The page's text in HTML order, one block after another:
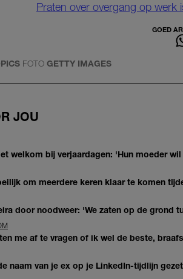
Praten over overgang op werk
GOED
FOTO GETTY IMAGES
JOU
welkom bij verjaardagen: 'Hun moeder
om meerdere keren klaar te komen
door noodweer: 'We zaten op de grond
me af te vragen of ik wel de beste,
naam van je ex op je LinkedIn-tijdlijn